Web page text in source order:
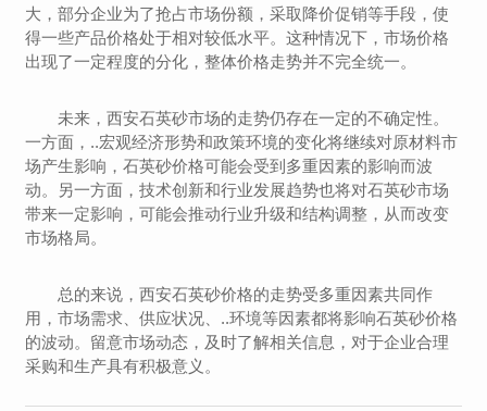
大，部分企业为了抢占市场份额，采取降价促销等手段，使
得一些产品价格处于相对较低水平。这种情况下，市场价格
出现了一定程度的分化，整体价格走势并不完全统一。
未来，西安石英砂市场的走势仍存在一定的不确定性。
一方面，..宏观经济形势和政策环境的变化将继续对原材料市
场产生影响，石英砂价格可能会受到多重因素的影响而波
动。另一方面，技术创新和行业发展趋势也将对石英砂市场
带来一定影响，可能会推动行业升级和结构调整，从而改变
市场格局。
总的来说，西安石英砂价格的走势受多重因素共同作
用，市场需求、供应状况、..环境等因素都将影响石英砂价格
的波动。留意市场动态，及时了解相关信息，对于企业合理
采购和生产具有积极意义。